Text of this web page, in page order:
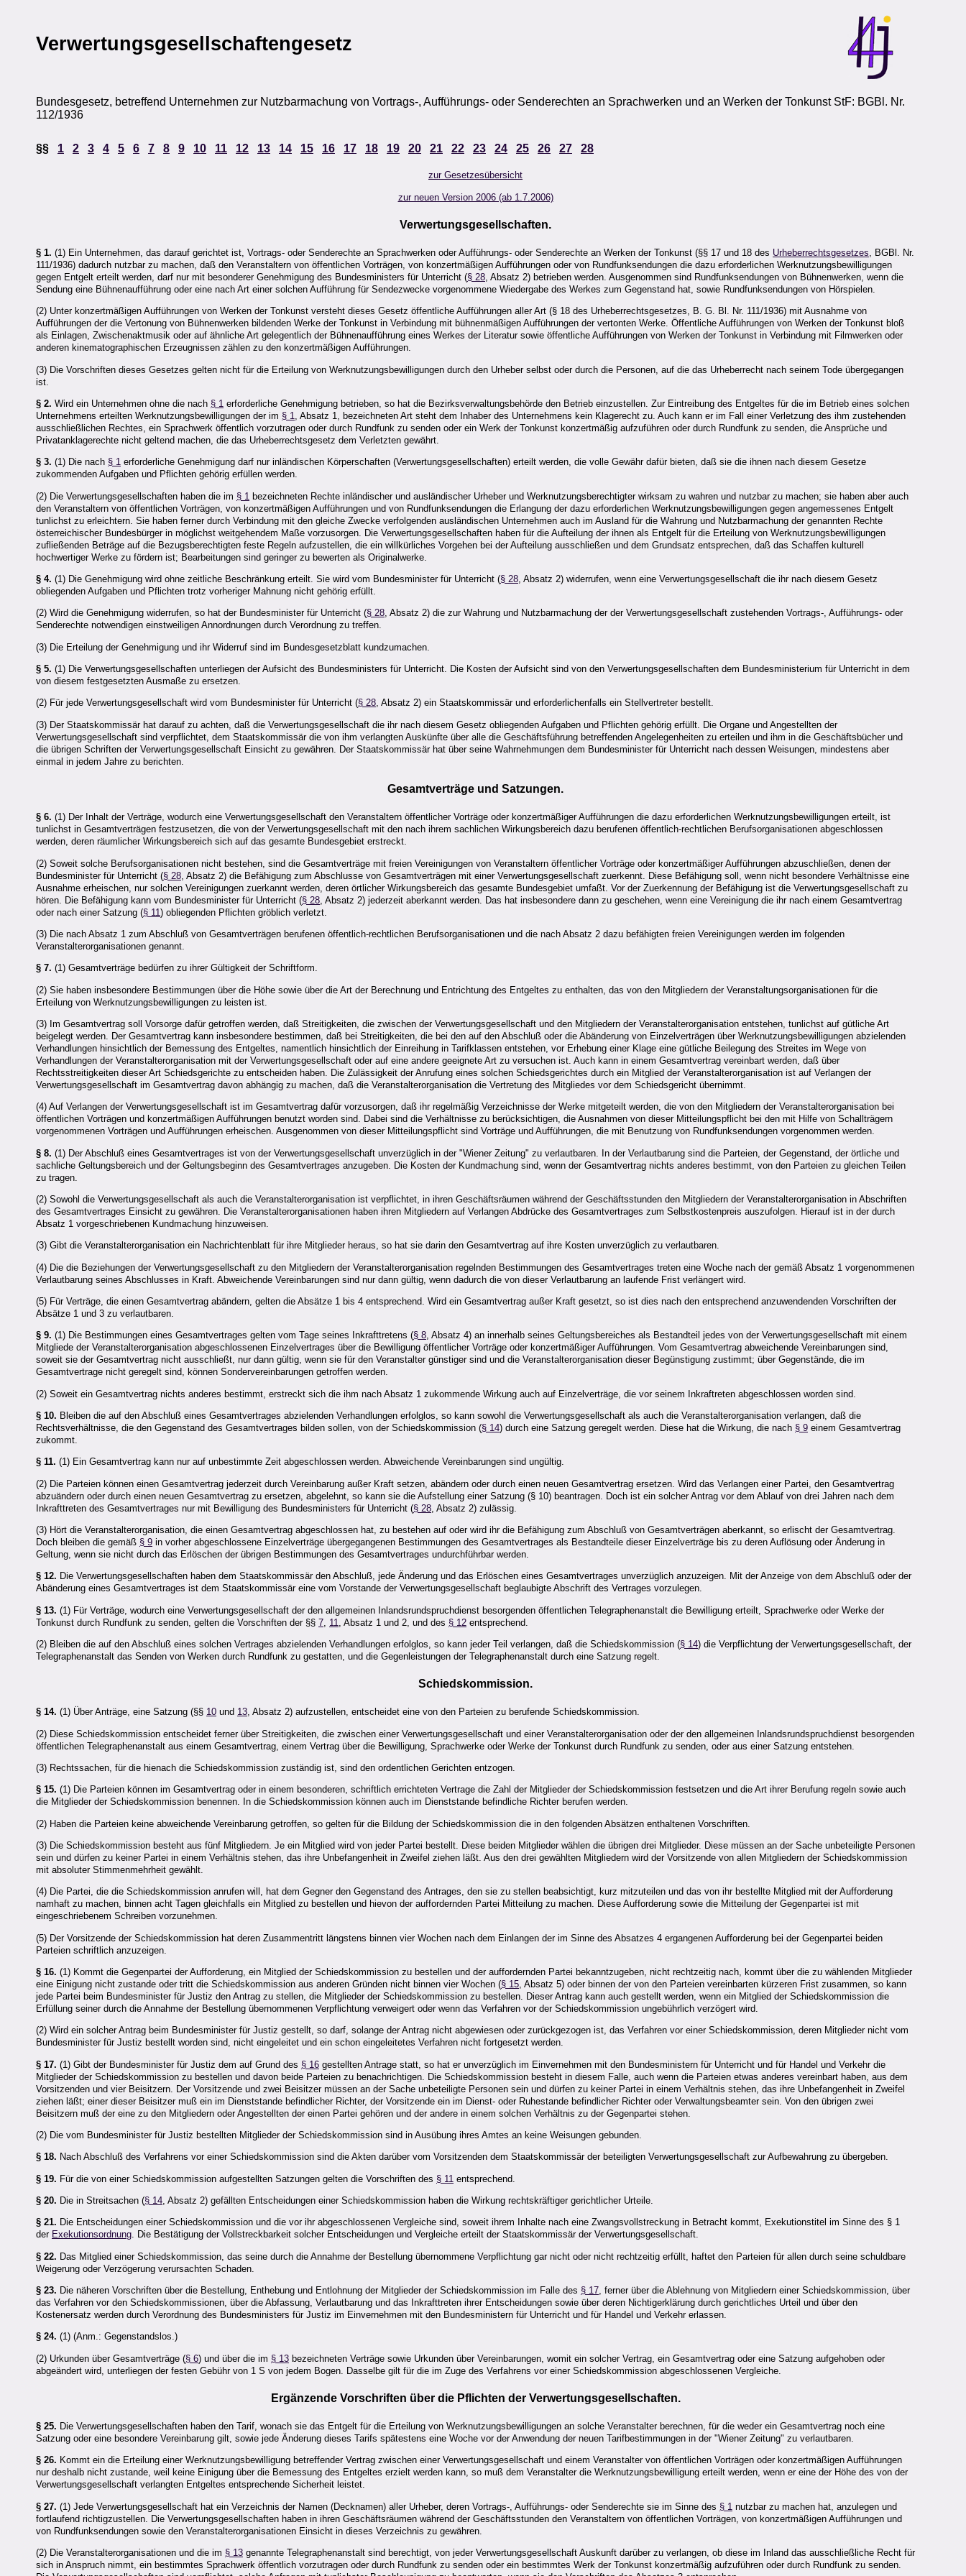
Verwertungsgesellschaftengesetz
Bundesgesetz, betreffend Unternehmen zur Nutzbarmachung von Vortrags-, Aufführungs- oder Senderechten an Sprachwerken und an Werken der Tonkunst StF: BGBl. Nr.
112/1936
§§ 1 2 3 4 5 6 7 8 9 10 11 12 13 14 15 16 17 18 19 20 21 22 23 24 25 26 27 28
zur Gesetzesübersicht
zur neuen Version 2006 (ab 1.7.2006)
Verwertungsgesellschaften.
§ 1. (1) Ein Unternehmen, das darauf gerichtet ist, Vortrags- oder Senderechte an Sprachwerken oder Aufführungs- oder Senderechte an Werken der Tonkunst (§§ 17 und 18 des Urheberrechtsgesetzes, BGBl. Nr.
111/1936) dadurch nutzbar zu machen, daß den Veranstaltern von öffentlichen Vorträgen, von konzertmäßigen Aufführungen oder von Rundfunksendungen die dazu erforderlichen Werknutzungsbewilligungen
gegen Entgelt erteilt werden, darf nur mit besonderer Genehmigung des Bundesministers für Unterricht (§ 28, Absatz 2) betrieben werden. Ausgenommen sind Rundfunksendungen von Bühnenwerken, wenn die
Sendung eine Bühnenaufführung oder eine nach Art einer solchen Aufführung für Sendezwecke vorgenommene Wiedergabe des Werkes zum Gegenstand hat, sowie Rundfunksendungen von Hörspielen.
(2) Unter konzertmäßigen Aufführungen von Werken der Tonkunst versteht dieses Gesetz öffentliche Aufführungen aller Art (§ 18 des Urheberrechtsgesetzes, B. G. Bl. Nr. 111/1936) mit Ausnahme von
Aufführungen der die Vertonung von Bühnenwerken bildenden Werke der Tonkunst in Verbindung mit bühnenmäßigen Aufführungen der vertonten Werke. Öffentliche Aufführungen von Werken der Tonkunst bloß
als Einlagen, Zwischenaktmusik oder auf ähnliche Art gelegentlich der Bühnenaufführung eines Werkes der Literatur sowie öffentliche Aufführungen von Werken der Tonkunst in Verbindung mit Filmwerken oder
anderen kinematographischen Erzeugnissen zählen zu den konzertmäßigen Aufführungen.
(3) Die Vorschriften dieses Gesetzes gelten nicht für die Erteilung von Werknutzungsbewilligungen durch den Urheber selbst oder durch die Personen, auf die das Urheberrecht nach seinem Tode übergegangen
ist.
§ 2. Wird ein Unternehmen ohne die nach § 1 erforderliche Genehmigung betrieben, so hat die Bezirksverwaltungsbehörde den Betrieb einzustellen. Zur Eintreibung des Entgeltes für die im Betrieb eines solchen
Unternehmens erteilten Werknutzungsbewilligungen der im § 1, Absatz 1, bezeichneten Art steht dem Inhaber des Unternehmens kein Klagerecht zu. Auch kann er im Fall einer Verletzung des ihm zustehenden
ausschließlichen Rechtes, ein Sprachwerk öffentlich vorzutragen oder durch Rundfunk zu senden oder ein Werk der Tonkunst konzertmäßig aufzuführen oder durch Rundfunk zu senden, die Ansprüche und
Privatanklagerechte nicht geltend machen, die das Urheberrechtsgesetz dem Verletzten gewährt.
§ 3. (1) Die nach § 1 erforderliche Genehmigung darf nur inländischen Körperschaften (Verwertungsgesellschaften) erteilt werden, die volle Gewähr dafür bieten, daß sie die ihnen nach diesem Gesetze
zukommenden Aufgaben und Pflichten gehörig erfüllen werden.
(2) Die Verwertungsgesellschaften haben die im § 1 bezeichneten Rechte inländischer und ausländischer Urheber und Werknutzungsberechtigter wirksam zu wahren und nutzbar zu machen; sie haben aber auch
den Veranstaltern von öffentlichen Vorträgen, von konzertmäßigen Aufführungen und von Rundfunksendungen die Erlangung der dazu erforderlichen Werknutzungsbewilligungen gegen angemessenes Entgelt
tunlichst zu erleichtern. Sie haben ferner durch Verbindung mit den gleiche Zwecke verfolgenden ausländischen Unternehmen auch im Ausland für die Wahrung und Nutzbarmachung der genannten Rechte
österreichischer Bundesbürger in möglichst weitgehendem Maße vorzusorgen. Die Verwertungsgesellschaften haben für die Aufteilung der ihnen als Entgelt für die Erteilung von Werknutzungsbewilligungen
zufließenden Beträge auf die Bezugsberechtigten feste Regeln aufzustellen, die ein willkürliches Vorgehen bei der Aufteilung ausschließen und dem Grundsatz entsprechen, daß das Schaffen kulturell
hochwertiger Werke zu fördern ist; Bearbeitungen sind geringer zu bewerten als Originalwerke.
§ 4. (1) Die Genehmigung wird ohne zeitliche Beschränkung erteilt. Sie wird vom Bundesminister für Unterricht (§ 28, Absatz 2) widerrufen, wenn eine Verwertungsgesellschaft die ihr nach diesem Gesetz
obliegenden Aufgaben und Pflichten trotz vorheriger Mahnung nicht gehörig erfüllt.
(2) Wird die Genehmigung widerrufen, so hat der Bundesminister für Unterricht (§ 28, Absatz 2) die zur Wahrung und Nutzbarmachung der der Verwertungsgesellschaft zustehenden Vortrags-, Aufführungs- oder
Senderechte notwendigen einstweiligen Annordnungen durch Verordnung zu treffen.
(3) Die Erteilung der Genehmigung und ihr Widerruf sind im Bundesgesetzblatt kundzumachen.
§ 5. (1) Die Verwertungsgesellschaften unterliegen der Aufsicht des Bundesministers für Unterricht. Die Kosten der Aufsicht sind von den Verwertungsgesellschaften dem Bundesministerium für Unterricht in dem
von diesem festgesetzten Ausmaße zu ersetzen.
(2) Für jede Verwertungsgesellschaft wird vom Bundesminister für Unterricht (§ 28, Absatz 2) ein Staatskommissär und erforderlichenfalls ein Stellvertreter bestellt.
(3) Der Staatskommissär hat darauf zu achten, daß die Verwertungsgesellschaft die ihr nach diesem Gesetz obliegenden Aufgaben und Pflichten gehörig erfüllt. Die Organe und Angestellten der
Verwertungsgesellschaft sind verpflichtet, dem Staatskommissär die von ihm verlangten Auskünfte über alle die Geschäftsführung betreffenden Angelegenheiten zu erteilen und ihm in die Geschäftsbücher und
die übrigen Schriften der Verwertungsgesellschaft Einsicht zu gewähren. Der Staatskommissär hat über seine Wahrnehmungen dem Bundesminister für Unterricht nach dessen Weisungen, mindestens aber
einmal in jedem Jahre zu berichten.
Gesamtverträge und Satzungen.
§ 6. (1) Der Inhalt der Verträge, wodurch eine Verwertungsgesellschaft den Veranstaltern öffentlicher Vorträge oder konzertmäßiger Aufführungen die dazu erforderlichen Werknutzungsbewilligungen erteilt, ist
tunlichst in Gesamtverträgen festzusetzen, die von der Verwertungsgesellschaft mit den nach ihrem sachlichen Wirkungsbereich dazu berufenen öffentlich-rechtlichen Berufsorganisationen abgeschlossen
werden, deren räumlicher Wirkungsbereich sich auf das gesamte Bundesgebiet erstreckt.
(2) Soweit solche Berufsorganisationen nicht bestehen, sind die Gesamtverträge mit freien Vereinigungen von Veranstaltern öffentlicher Vorträge oder konzertmäßiger Aufführungen abzuschließen, denen der
Bundesminister für Unterricht (§ 28 , Absatz 2) die Befähigung zum Abschlusse von Gesamtverträgen mit einer Verwertungsgesellschaft zuerkennt. Diese Befähigung soll, wenn nicht besondere Verhältnisse eine
Ausnahme erheischen, nur solchen Vereinigungen zuerkannt werden, deren örtlicher Wirkungsbereich das gesamte Bundesgebiet umfaßt. Vor der Zuerkennung der Befähigung ist die Verwertungsgesellschaft zu
hören. Die Befähigung kann vom Bundesminister für Unterricht (§ 28 , Absatz 2) jederzeit aberkannt werden. Das hat insbesondere dann zu geschehen, wenn eine Vereinigung die ihr nach einem Gesamtvertrag
oder nach einer Satzung (§ 11) obliegenden Pflichten gröblich verletzt.
(3) Die nach Absatz 1 zum Abschluß von Gesamtverträgen berufenen öffentlich-rechtlichen Berufsorganisationen und die nach Absatz 2 dazu befähigten freien Vereinigungen werden im folgenden
Veranstalterorganisationen genannt.
§ 7. (1) Gesamtverträge bedürfen zu ihrer Gültigkeit der Schriftform.
(2) Sie haben insbesondere Bestimmungen über die Höhe sowie über die Art der Berechnung und Entrichtung des Entgeltes zu enthalten, das von den Mitgliedern der Veranstaltungsorganisationen für die
Erteilung von Werknutzungsbewilligungen zu leisten ist.
(3) Im Gesamtvertrag soll Vorsorge dafür getroffen werden, daß Streitigkeiten, die zwischen der Verwertungsgesellschaft und den Mitgliedern der Veranstalterorganisation entstehen, tunlichst auf gütliche Art
beigelegt werden. Der Gesamtvertrag kann insbesondere bestimmen, daß bei Streitigkeiten, die bei den auf den Abschluß oder die Abänderung von Einzelverträgen über Werknutzungsbewilligungen abzielenden
Verhandlungen hinsichtlich der Bemessung des Entgeltes, namentlich hinsichtlich der Einreihung in Tarifklassen entstehen, vor Erhebung einer Klage eine gütliche Beilegung des Streites im Wege von
Verhandlungen der Veranstalterorganisation mit der Verwertungsgesellschaft oder auf eine andere geeignete Art zu versuchen ist. Auch kann in einem Gesamtvertrag vereinbart werden, daß über
Rechtsstreitigkeiten dieser Art Schiedsgerichte zu entscheiden haben. Die Zulässigkeit der Anrufung eines solchen Schiedsgerichtes durch ein Mitglied der Veranstalterorganisation ist auf Verlangen der
Verwertungsgesellschaft im Gesamtvertrag davon abhängig zu machen, daß die Veranstalterorganisation die Vertretung des Mitgliedes vor dem Schiedsgericht übernimmt.
(4) Auf Verlangen der Verwertungsgesellschaft ist im Gesamtvertrag dafür vorzusorgen, daß ihr regelmäßig Verzeichnisse der Werke mitgeteilt werden, die von den Mitgliedern der Veranstalterorganisation bei
öffentlichen Vorträgen und konzertmäßigen Aufführungen benutzt worden sind. Dabei sind die Verhältnisse zu berücksichtigen, die Ausnahmen von dieser Mitteilungspflicht bei den mit Hilfe von Schallträgern
vorgenommenen Vorträgen und Aufführungen erheischen. Ausgenommen von dieser Mitteilungspflicht sind Vorträge und Aufführungen, die mit Benutzung von Rundfunksendungen vorgenommen werden.
§ 8. (1) Der Abschluß eines Gesamtvertrages ist von der Verwertungsgesellschaft unverzüglich in der "Wiener Zeitung" zu verlautbaren. In der Verlautbarung sind die Parteien, der Gegenstand, der örtliche und
sachliche Geltungsbereich und der Geltungsbeginn des Gesamtvertrages anzugeben. Die Kosten der Kundmachung sind, wenn der Gesamtvertrag nichts anderes bestimmt, von den Parteien zu gleichen Teilen
zu tragen.
(2) Sowohl die Verwertungsgesellschaft als auch die Veranstalterorganisation ist verpflichtet, in ihren Geschäftsräumen während der Geschäftsstunden den Mitgliedern der Veranstalterorganisation in Abschriften
des Gesamtvertrages Einsicht zu gewähren. Die Veranstalterorganisationen haben ihren Mitgliedern auf Verlangen Abdrücke des Gesamtvertrages zum Selbstkostenpreis auszufolgen. Hierauf ist in der durch
Absatz 1 vorgeschriebenen Kundmachung hinzuweisen.
(3) Gibt die Veranstalterorganisation ein Nachrichtenblatt für ihre Mitglieder heraus, so hat sie darin den Gesamtvertrag auf ihre Kosten unverzüglich zu verlautbaren.
(4) Die die Beziehungen der Verwertungsgesellschaft zu den Mitgliedern der Veranstalterorganisation regelnden Bestimmungen des Gesamtvertrages treten eine Woche nach der gemäß Absatz 1 vorgenommenen
Verlautbarung seines Abschlusses in Kraft. Abweichende Vereinbarungen sind nur dann gültig, wenn dadurch die von dieser Verlautbarung an laufende Frist verlängert wird.
(5) Für Verträge, die einen Gesamtvertrag abändern, gelten die Absätze 1 bis 4 entsprechend. Wird ein Gesamtvertrag außer Kraft gesetzt, so ist dies nach den entsprechend anzuwendenden Vorschriften der
Absätze 1 und 3 zu verlautbaren.
§ 9. (1) Die Bestimmungen eines Gesamtvertrages gelten vom Tage seines Inkrafttretens (§ 8, Absatz 4) an innerhalb seines Geltungsbereiches als Bestandteil jedes von der Verwertungsgesellschaft mit einem
Mitgliede der Veranstalterorganisation abgeschlossenen Einzelvertrages über die Bewilligung öffentlicher Vorträge oder konzertmäßiger Aufführungen. Vom Gesamtvertrag abweichende Vereinbarungen sind,
soweit sie der Gesamtvertrag nicht ausschließt, nur dann gültig, wenn sie für den Veranstalter günstiger sind und die Veranstalterorganisation dieser Begünstigung zustimmt; über Gegenstände, die im
Gesamtvertrage nicht geregelt sind, können Sondervereinbarungen getroffen werden.
(2) Soweit ein Gesamtvertrag nichts anderes bestimmt, erstreckt sich die ihm nach Absatz 1 zukommende Wirkung auch auf Einzelverträge, die vor seinem Inkraftreten abgeschlossen worden sind.
§ 10. Bleiben die auf den Abschluß eines Gesamtvertrages abzielenden Verhandlungen erfolglos, so kann sowohl die Verwertungsgesellschaft als auch die Veranstalterorganisation verlangen, daß die
Rechtsverhältnisse, die den Gegenstand des Gesamtvertrages bilden sollen, von der Schiedskommission (§ 14) durch eine Satzung geregelt werden. Diese hat die Wirkung, die nach § 9 einem Gesamtvertrag
zukommt.
§ 11. (1) Ein Gesamtvertrag kann nur auf unbestimmte Zeit abgeschlossen werden. Abweichende Vereinbarungen sind ungültig.
(2) Die Parteien können einen Gesamtvertrag jederzeit durch Vereinbarung außer Kraft setzen, abändern oder durch einen neuen Gesamtvertrag ersetzen. Wird das Verlangen einer Partei, den Gesamtvertrag
abzuändern oder durch einen neuen Gesamtvertrag zu ersetzen, abgelehnt, so kann sie die Aufstellung einer Satzung (§ 10) beantragen. Doch ist ein solcher Antrag vor dem Ablauf von drei Jahren nach dem
Inkrafttreten des Gesamtvertrages nur mit Bewilligung des Bundesministers für Unterricht (§ 28 , Absatz 2) zulässig.
(3) Hört die Veranstalterorganisation, die einen Gesamtvertrag abgeschlossen hat, zu bestehen auf oder wird ihr die Befähigung zum Abschluß von Gesamtverträgen aberkannt, so erlischt der Gesamtvertrag.
Doch bleiben die gemäß § 9 in vorher abgeschlossene Einzelverträge übergegangenen Bestimmungen des Gesamtvertrages als Bestandteile dieser Einzelverträge bis zu deren Auflösung oder Änderung in
Geltung, wenn sie nicht durch das Erlöschen der übrigen Bestimmungen des Gesamtvertrages undurchführbar werden.
§ 12. Die Verwertungsgesellschaften haben dem Staatskommissär den Abschluß, jede Änderung und das Erlöschen eines Gesamtvertrages unverzüglich anzuzeigen. Mit der Anzeige von dem Abschluß oder der
Abänderung eines Gesamtvertrages ist dem Staatskommissär eine vom Vorstande der Verwertungsgesellschaft beglaubigte Abschrift des Vertrages vorzulegen.
§ 13. (1) Für Verträge, wodurch eine Verwertungsgesellschaft der den allgemeinen Inlandsrundspruchdienst besorgenden öffentlichen Telegraphenanstalt die Bewilligung erteilt, Sprachwerke oder Werke der
Tonkunst durch Rundfunk zu senden, gelten die Vorschriften der §§ 7 11 , Absatz 1 und 2, und des § 12 entsprechend.
(2) Bleiben die auf den Abschluß eines solchen Vertrages abzielenden Verhandlungen erfolglos, so kann jeder Teil verlangen, daß die Schiedskommission (§ 14) die Verpflichtung der Verwertungsgesellschaft, der
Telegraphenanstalt das Senden von Werken durch Rundfunk zu gestatten, und die Gegenleistungen der Telegraphenanstalt durch eine Satzung regelt.
Schiedskommission.
§ 14. (1) Über Anträge, eine Satzung (§§ 10 und 13, Absatz 2) aufzustellen, entscheidet eine von den Parteien zu berufende Schiedskommission.
(2) Diese Schiedskommission entscheidet ferner über Streitigkeiten, die zwischen einer Verwertungsgesellschaft und einer Veranstalterorganisation oder der den allgemeinen Inlandsrundspruchdienst besorgenden
öffentlichen Telegraphenanstalt aus einem Gesamtvertrag, einem Vertrag über die Bewilligung, Sprachwerke oder Werke der Tonkunst durch Rundfunk zu senden, oder aus einer Satzung entstehen.
(3) Rechtssachen, für die hienach die Schiedskommission zuständig ist, sind den ordentlichen Gerichten entzogen.
§ 15. (1) Die Parteien können im Gesamtvertrag oder in einem besonderen, schriftlich errichteten Vertrage die Zahl der Mitglieder der Schiedskommission festsetzen und die Art ihrer Berufung regeln sowie auch
die Mitglieder der Schiedskommission benennen. In die Schiedskommission können auch im Dienststande befindliche Richter berufen werden.
(2) Haben die Parteien keine abweichende Vereinbarung getroffen, so gelten für die Bildung der Schiedskommission die in den folgenden Absätzen enthaltenen Vorschriften.
(3) Die Schiedskommission besteht aus fünf Mitgliedern. Je ein Mitglied wird von jeder Partei bestellt. Diese beiden Mitglieder wählen die übrigen drei Mitglieder. Diese müssen an der Sache unbeteiligte Personen
sein und dürfen zu keiner Partei in einem Verhältnis stehen, das ihre Unbefangenheit in Zweifel ziehen läßt. Aus den drei gewählten Mitgliedern wird der Vorsitzende von allen Mitgliedern der Schiedskommission
mit absoluter Stimmenmehrheit gewählt.
(4) Die Partei, die die Schiedskommission anrufen will, hat dem Gegner den Gegenstand des Antrages, den sie zu stellen beabsichtigt, kurz mitzuteilen und das von ihr bestellte Mitglied mit der Aufforderung
namhaft zu machen, binnen acht Tagen gleichfalls ein Mitglied zu bestellen und hievon der auffordernden Partei Mitteilung zu machen. Diese Aufforderung sowie die Mitteilung der Gegenpartei ist mit
eingeschriebenem Schreiben vorzunehmen.
(5) Der Vorsitzende der Schiedskommission hat deren Zusammentritt längstens binnen vier Wochen nach dem Einlangen der im Sinne des Absatzes 4 ergangenen Aufforderung bei der Gegenpartei beiden
Parteien schriftlich anzuzeigen.
§ 16. (1) Kommt die Gegenpartei der Aufforderung, ein Mitglied der Schiedskommission zu bestellen und der auffordernden Partei bekanntzugeben, nicht rechtzeitig nach, kommt über die zu wählenden Mitglieder
eine Einigung nicht zustande oder tritt die Schiedskommission aus anderen Gründen nicht binnen vier Wochen (§ 15 , Absatz 5) oder binnen der von den Parteien vereinbarten kürzeren Frist zusammen, so kann
jede Partei beim Bundesminister für Justiz den Antrag zu stellen, die Mitglieder der Schiedskommission zu bestellen. Dieser Antrag kann auch gestellt werden, wenn ein Mitglied der Schiedskommission die
Erfüllung seiner durch die Annahme der Bestellung übernommenen Verpflichtung verweigert oder wenn das Verfahren vor der Schiedskommission ungebührlich verzögert wird.
(2) Wird ein solcher Antrag beim Bundesminister für Justiz gestellt, so darf, solange der Antrag nicht abgewiesen oder zurückgezogen ist, das Verfahren vor einer Schiedskommission, deren Mitglieder nicht vom
Bundesminister für Justiz bestellt worden sind, nicht eingeleitet und ein schon eingeleitetes Verfahren nicht fortgesetzt werden.
§ 17. (1) Gibt der Bundesminister für Justiz dem auf Grund des § 16 gestellten Antrage statt, so hat er unverzüglich im Einvernehmen mit den Bundesministern für Unterricht und für Handel und Verkehr die
Mitglieder der Schiedskommission zu bestellen und davon beide Parteien zu benachrichtigen. Die Schiedskommission besteht in diesem Falle, auch wenn die Parteien etwas anderes vereinbart haben, aus dem
Vorsitzenden und vier Beisitzern. Der Vorsitzende und zwei Beisitzer müssen an der Sache unbeteiligte Personen sein und dürfen zu keiner Partei in einem Verhältnis stehen, das ihre Unbefangenheit in Zweifel
ziehen läßt; einer dieser Beisitzer muß ein im Dienststande befindlicher Richter, der Vorsitzende ein im Dienst- oder Ruhestande befindlicher Richter oder Verwaltungsbeamter sein. Von den übrigen zwei
Beisitzern muß der eine zu den Mitgliedern oder Angestellten der einen Partei gehören und der andere in einem solchen Verhältnis zu der Gegenpartei stehen.
(2) Die vom Bundesminister für Justiz bestellten Mitglieder der Schiedskommission sind in Ausübung ihres Amtes an keine Weisungen gebunden.
§ 18. Nach Abschluß des Verfahrens vor einer Schiedskommission sind die Akten darüber vom Vorsitzenden dem Staatskommissär der beteiligten Verwertungsgesellschaft zur Aufbewahrung zu übergeben.
§ 19. Für die von einer Schiedskommission aufgestellten Satzungen gelten die Vorschriften des § 11 entsprechend.
§ 20. Die in Streitsachen (§ 14 , Absatz 2) gefällten Entscheidungen einer Schiedskommission haben die Wirkung rechtskräftiger gerichtlicher Urteile.
§ 21. Die Entscheidungen einer Schiedskommission und die vor ihr abgeschlossenen Vergleiche sind, soweit ihrem Inhalte nach eine Zwangsvollstreckung in Betracht kommt, Exekutionstitel im Sinne des § 1
der Exekutionsordnung. Die Bestätigung der Vollstreckbarkeit solcher Entscheidungen und Vergleiche erteilt der Staatskommissär der Verwertungsgesellschaft.
§ 22. Das Mitglied einer Schiedskommission, das seine durch die Annahme der Bestellung übernommene Verpflichtung gar nicht oder nicht rechtzeitig erfüllt, haftet den Parteien für allen durch seine schuldbare
Weigerung oder Verzögerung verursachten Schaden.
§ 23. Die näheren Vorschriften über die Bestellung, Enthebung und Entlohnung der Mitglieder der Schiedskommission im Falle des § 17 , ferner über die Ablehnung von Mitgliedern einer Schiedskommission, über
das Verfahren vor den Schiedskommissionen, über die Abfassung, Verlautbarung und das Inkrafttreten ihrer Entscheidungen sowie über deren Nichtigerklärung durch gerichtliches Urteil und über den
Kostenersatz werden durch Verordnung des Bundesministers für Justiz im Einvernehmen mit den Bundesministern für Unterricht und für Handel und Verkehr erlassen.
§ 24. (1) (Anm.: Gegenstandslos.)
(2) Urkunden über Gesamtverträge (§ 6) und über die im § 13 bezeichneten Verträge sowie Urkunden über Vereinbarungen, womit ein solcher Vertrag, ein Gesamtvertrag oder eine Satzung aufgehoben oder
abgeändert wird, unterliegen der festen Gebühr von 1 S von jedem Bogen. Dasselbe gilt für die im Zuge des Verfahrens vor einer Schiedskommission abgeschlossenen Vergleiche.
Ergänzende Vorschriften über die Pflichten der Verwertungsgesellschaften.
§ 25. Die Verwertungsgesellschaften haben den Tarif, wonach sie das Entgelt für die Erteilung von Werknutzungsbewilligungen an solche Veranstalter berechnen, für die weder ein Gesamtvertrag noch eine
Satzung oder eine besondere Vereinbarung gilt, sowie jede Änderung dieses Tarifs spätestens eine Woche vor der Anwendung der neuen Tarifbestimmungen in der "Wiener Zeitung" zu verlautbaren.
§ 26. Kommt ein die Erteilung einer Werknutzungsbewilligung betreffender Vertrag zwischen einer Verwertungsgesellschaft und einem Veranstalter von öffentlichen Vorträgen oder konzertmäßigen Aufführungen
nur deshalb nicht zustande, weil keine Einigung über die Bemessung des Entgeltes erzielt werden kann, so muß dem Veranstalter die Werknutzungsbewilligung erteilt werden, wenn er eine der Höhe des von der
Verwertungsgesellschaft verlangten Entgeltes entsprechende Sicherheit leistet.
§ 27. (1) Jede Verwertungsgesellschaft hat ein Verzeichnis der Namen (Decknamen) aller Urheber, deren Vortrags-, Aufführungs- oder Senderechte sie im Sinne des § 1 nutzbar zu machen hat, anzulegen und
fortlaufend richtigzustellen. Die Verwertungsgesellschaften haben in ihren Geschäftsräumen während der Geschäftsstunden den Veranstaltern von öffentlichen Vorträgen, von konzertmäßigen Aufführungen und
von Rundfunksendungen sowie den Veranstalterorganisationen Einsicht in dieses Verzeichnis zu gewähren.
(2) Die Veranstalterorganisationen und die im § 13 genannte Telegraphenanstalt sind berechtigt, von jeder Verwertungsgesellschaft Auskunft darüber zu verlangen, ob diese im Inland das ausschließliche Recht für
sich in Anspruch nimmt, ein bestimmtes Sprachwerk öffentlich vorzutragen oder durch Rundfunk zu senden oder ein bestimmtes Werk der Tonkunst konzertmäßig aufzuführen oder durch Rundfunk zu senden.